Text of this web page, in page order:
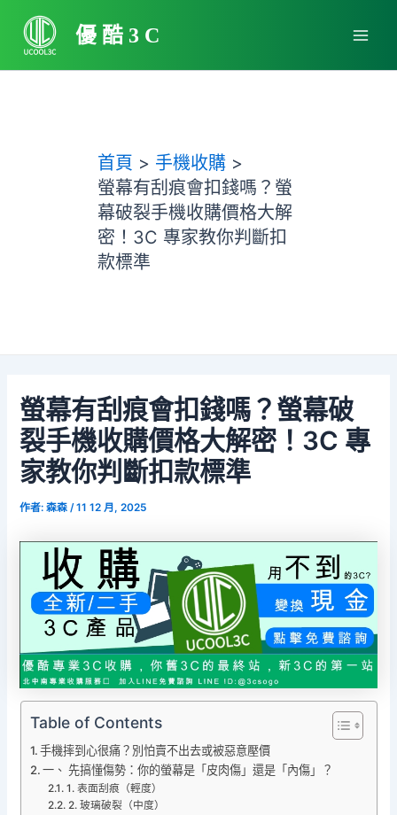
要
優酷3C
首頁
手機收購
螢幕有刮痕會扣錢嗎？螢
幕破裂手機收購價格大解
密！3C 專家教你判斷扣
款標準
螢幕有刮痕會扣錢嗎？螢幕破
裂手機收購價格大解密！3C 專
家教你判斷扣款標準
作者:森森/11 12 月, 2025
Table of Contents
手機摔到心很痛？別怕賣不出去或被惡意壓價
一、 先搞懂傷勢：你的螢幕是「皮肉傷」還是「內傷」？
1. 表面刮痕（輕度）
2. 玻璃破裂（中度）